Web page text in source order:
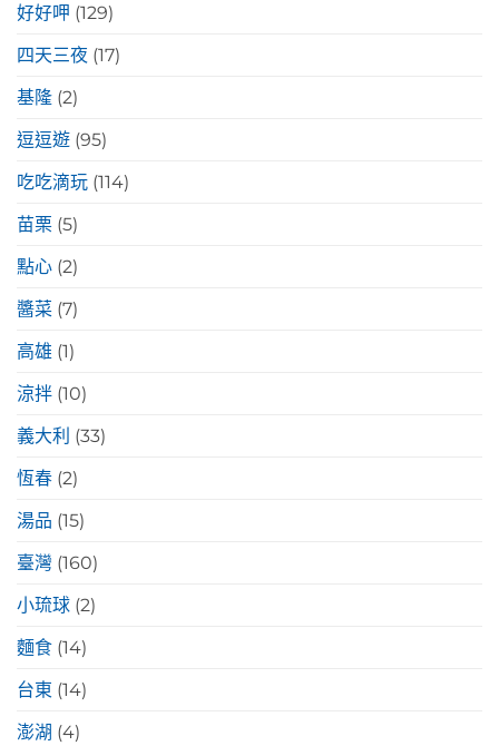
好好呷 (129)
四天三夜 (17)
基隆 (2)
逗逗遊 (95)
吃吃滴玩 (114)
苗栗 (5)
點心 (2)
醬菜 (7)
高雄 (1)
涼拌 (10)
義大利 (33)
恆春 (2)
湯品 (15)
臺灣 (160)
小琉球 (2)
麵食 (14)
台東 (14)
澎湖 (4)